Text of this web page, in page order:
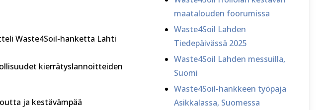
Waste4Soil-hanketta Lahti
kierrätyslannoitteiden
ja kestävämpää
maatalouden foorumissa
Waste4Soil Lahden
Tiedepäivässä 2025
Waste4Soil Lahden messuilla,
Suomi
Waste4Soil-hankkeen työpaja
Asikkalassa, Suomessa